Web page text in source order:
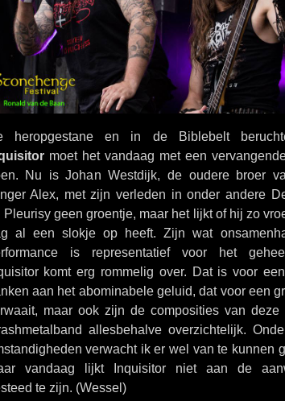
heropgestane en in de Biblebelt
moet het vandaag met een
Nu is Johan Westdijk, de oudere broer
Alex, met zijn verleden in onder andere
Pleurisy geen groentje, maar het lijkt of hij zo
al een slokje op heeft. Zijn wat
is representatief voor het
komt erg rommelig over. Dat is voor
aan het abominabele geluid, dat voor een
maar ook zijn de composities van deze
allesbehalve overzichtelijk.
verwacht ik er wel van te kunnen
vandaag lijkt Inquisitor niet aan de
te zijn. (Wessel)